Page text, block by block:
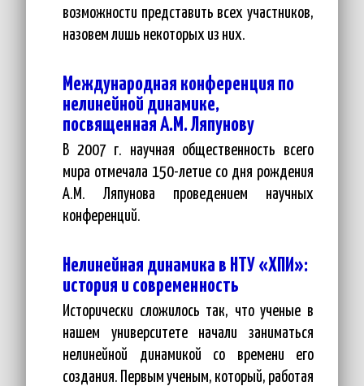
возможности представить всех участников,
назовем лишь некоторых из них.
Международная конференция по
нелинейной динамике,
посвященная А.М. Ляпунову
В 2007 г. научная общественность всего
мира отмечала 150-летие со дня рождения
А.М. Ляпунова проведением научных
конференций.
Нелинейная динамика в НТУ «ХПИ»:
история и современность
Исторически сложилось так, что ученые в
нашем университете начали заниматься
нелинейной динамикой со времени его
создания. Первым ученым, который, работая